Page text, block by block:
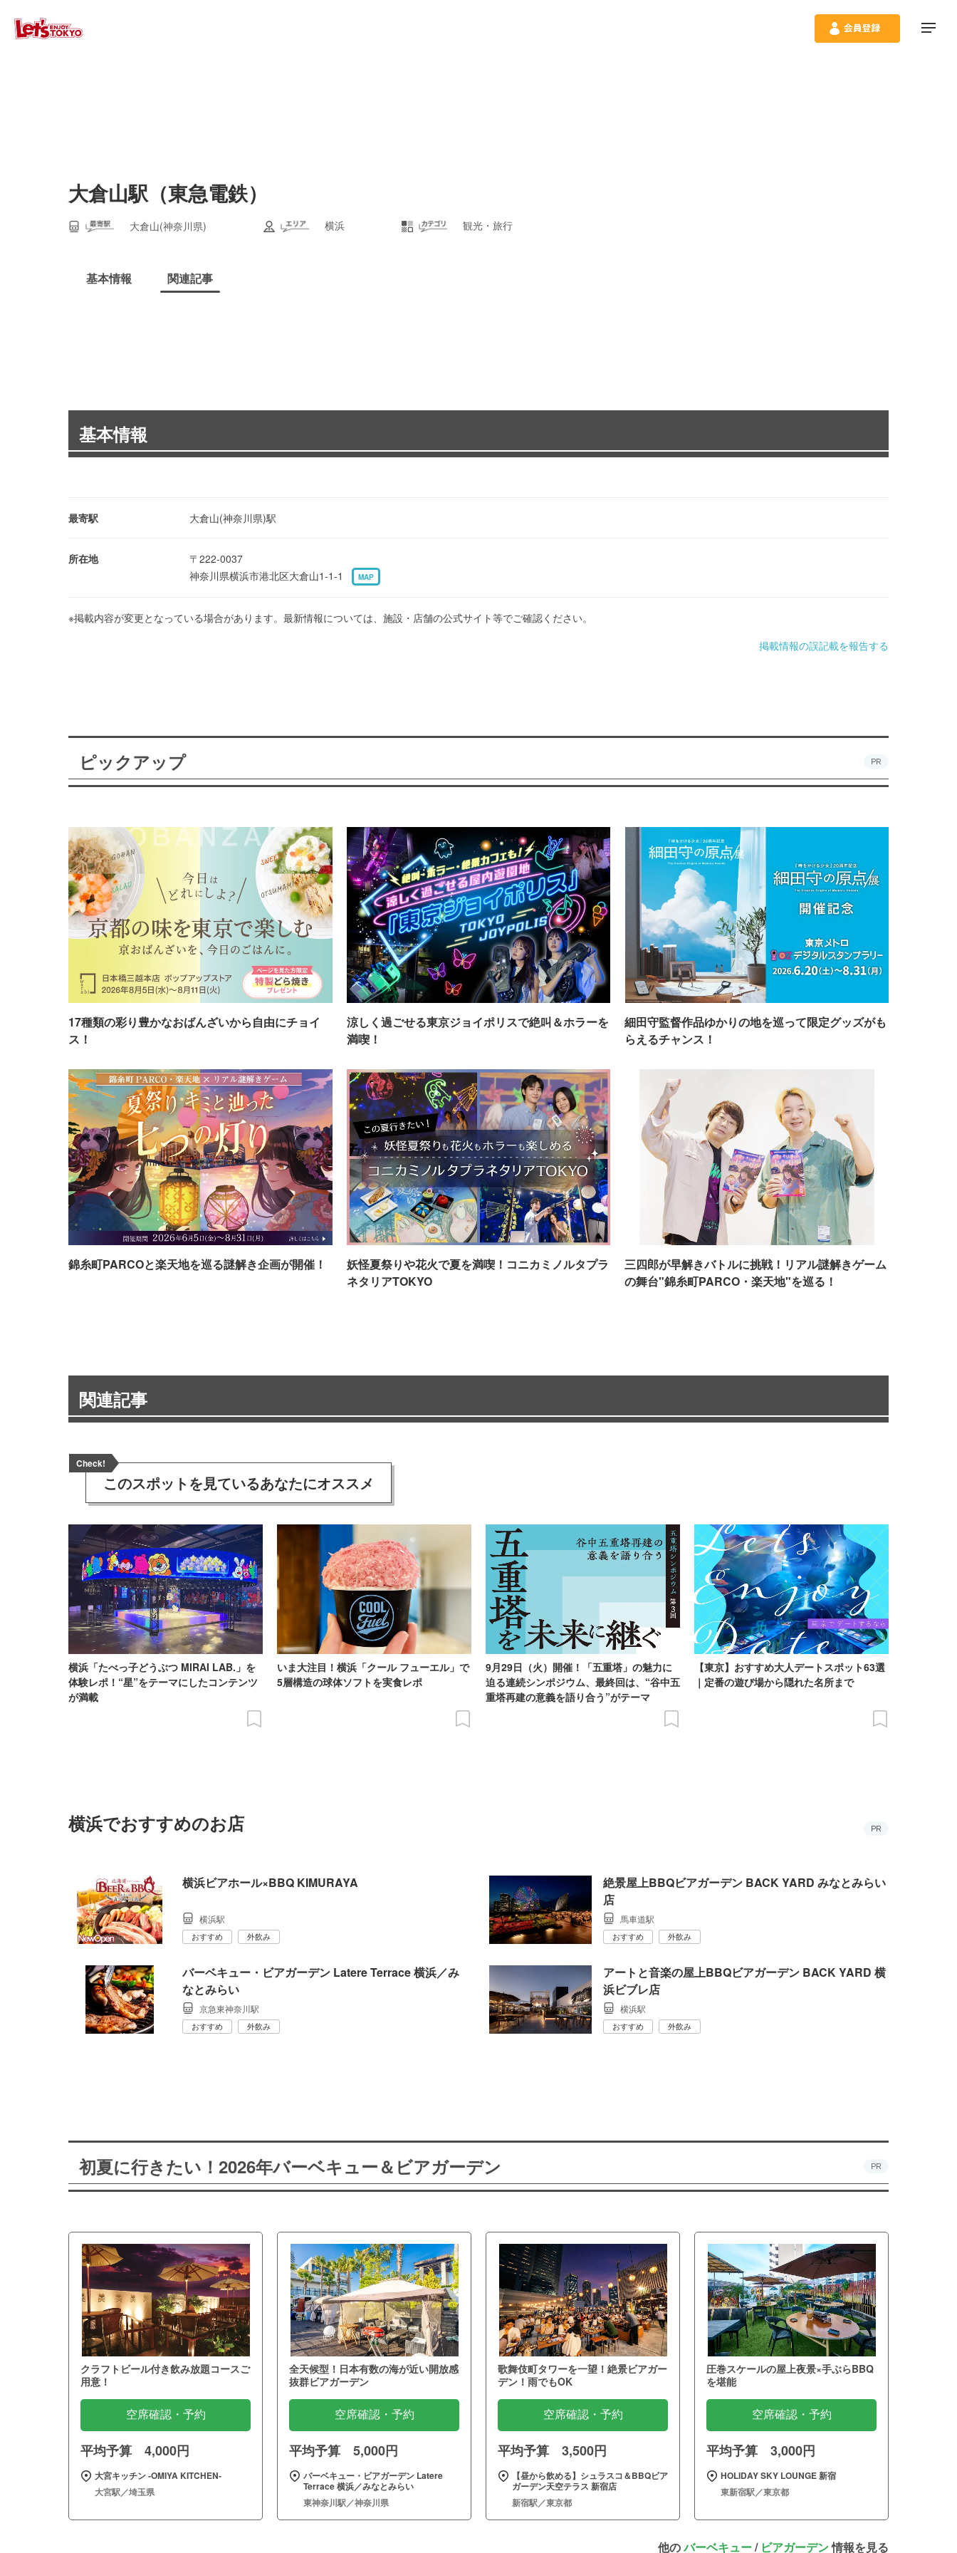
大倉山駅（東急電鉄）
大倉山(神奈川県) 横浜 観光・旅行
基本情報 関連記事
基本情報
最寄駅 大倉山(神奈川県)駅
所在地
〒222-0037
神奈川県横浜市港北区大倉山1-1-1
MAP
※掲載内容が変更となっている場合があります。最新情報については、施設・店舗の公式サイト等でご確認ください。
掲載情報の誤記載を報告する
ピックアップ PR
17種類の彩り豊かなおばんざいから自由にチョイ
ス！
涼しく過ごせる東京ジョイポリスで絶叫＆ホラーを
満喫！
細田守監督作品ゆかりの地を巡って限定グッズがも
らえるチャンス！
錦糸町PARCOと楽天地を巡る謎解き企画が開催！
妖怪夏祭りや花火で夏を満喫！コニカミノルタプラ
ネタリアTOKYO
三四郎が早解きバトルに挑戦！リアル謎解きゲーム
の舞台"錦糸町PARCO・楽天地"を巡る！
関連記事
Check!
このスポットを見ているあなたにオススメ
横浜「たべっ子どうぶつ MIRAI LAB.」を
体験レポ！“星”をテーマにしたコンテンツ
が満載
いま大注目！横浜「クール フューエル」で
5層構造の球体ソフトを実食レポ
9月29日（火）開催！「五重塔」の魅力に
迫る連続シンポジウム、最終回は、“谷中五
重塔再建の意義を語り合う”がテーマ
【東京】おすすめ大人デートスポット63選
｜定番の遊び場から隠れた名所まで
横浜でおすすめのお店 PR
横浜ビアホール×BBQ KIMURAYA
横浜駅
おすすめ 外飲み
絶景屋上BBQビアガーデン BACK YARD みなとみらい
店
馬車道駅
おすすめ 外飲み
バーベキュー・ビアガーデン Latere Terrace 横浜／み
なとみらい
京急東神奈川駅
おすすめ 外飲み
アートと音楽の屋上BBQビアガーデン BACK YARD 横
浜ビブレ店
横浜駅
おすすめ 外飲み
初夏に行きたい！2026年バーベキュー＆ビアガーデン PR
クラフトビール付き飲み放題コースご
用意！
空席確認・予約
平均予算 4,000円
大宮キッチン ‐OMIYA KITCHEN‐
大宮駅／埼玉県
全天候型！日本有数の海が近い開放感
抜群ビアガーデン
空席確認・予約
平均予算 5,000円
バーベキュー・ビアガーデン Latere
Terrace 横浜／みなとみらい
東神奈川駅／神奈川県
歌舞伎町タワーを一望！絶景ビアガー
デン！雨でもOK
空席確認・予約
平均予算 3,500円
【昼から飲める】シュラスコ＆BBQビア
ガーデン天空テラス 新宿店
新宿駅／東京都
圧巻スケールの屋上夜景×手ぶらBBQ
を堪能
空席確認・予約
平均予算 3,000円
HOLIDAY SKY LOUNGE 新宿
東新宿駅／東京都
他のバーベキュー/ ビアガーデン情報を見る